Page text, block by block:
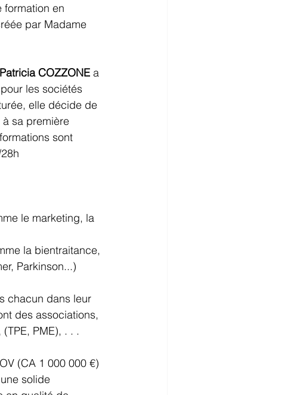
formation en
par Madame
Patricia COZZONE a
les sociétés
elle décide de
sa première
sont
le marketing, la
la bientraitance,
Parkinson...)
chacun dans leur
des associations,
PME), . . .
(CA 1 000 000 €)
solide